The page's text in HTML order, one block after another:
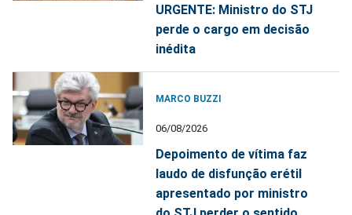
URGENTE: Ministro do STJ
perde o cargo em decisão
inédita
MARCO BUZZI
06/08/2026
Depoimento de vítima faz
laudo de disfunção erétil
apresentado por ministro